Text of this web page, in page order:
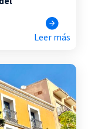
Leer más